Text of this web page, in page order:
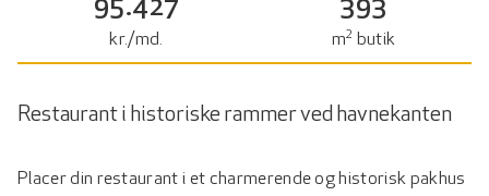
95.427
kr./md.
393
m2 butik
Restaurant i historiske rammer ved havnekanten
Placer din restaurant i et charmerende og historisk pakhus